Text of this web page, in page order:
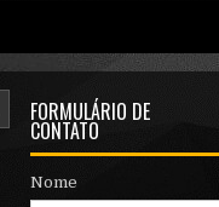
FORMULÁRIO DE
CONTATO
Nome